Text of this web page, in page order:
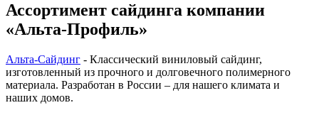
Ассортимент сайдинга компании
«Альта-Профиль»
Альта-Сайдинг - Классический виниловый сайдинг,
изготовленный из прочного и долговечного полимерного
материала. Разработан в России – для нашего климата и
наших домов.